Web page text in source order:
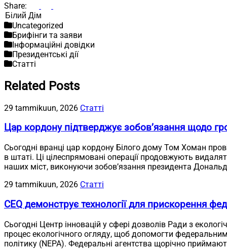
Share:
Пошук
Uncategorized
Брифінги та заяви
Інформаційні довідки
Президентські дії
Статті
Related Posts
29 tammikuun, 2026 Статті
Цар кордону підтверджує зобов’язання щодо
Сьогодні вранці цар кордону Білого дому Том Хоман
в штаті. Ці цілеспрямовані операції продовжують
наших міст, виконуючи зобов’язання президента
29 tammikuun, 2026 Статті
CEQ демонструє технології для прискорення
Сьогодні Центр інновацій у сфері дозволів Ради з
процес екологічного огляду, щоб допомогти
політику (NEPA). Федеральні агентства щорічно